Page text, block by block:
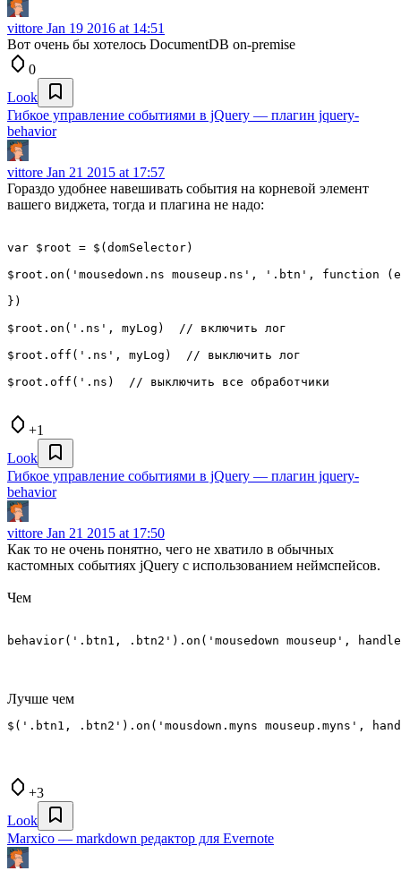
vittore Jan 19 2016 at 14:51
Вот очень бы хотелось DocumentDB on-premise
0
Look
Гибкое управление событиями в jQuery — плагин jquery-
behavior
vittore Jan 21 2015 at 17:57
Гораздо удобнее навешивать события на корневой элемент
вашего виджета, тогда и плагина не надо:
var $root = $(domSelector)
$root.on('mousedown.ns mouseup.ns', '.btn', function
})
$root.on('.ns', myLog)  // включить лог
$root.off('.ns', myLog)  // выключить лог
$root.off('.ns)  // выключить все обработчики
+1
Look
Гибкое управление событиями в jQuery — плагин jquery-
behavior
vittore Jan 21 2015 at 17:50
Как то не очень понятно, чего не хватило в обычных
кастомных событиях jQuery с использованием неймспейсов.
Чем
Лучше чем
+3
Look
Marxico — markdown редактор для Evernote